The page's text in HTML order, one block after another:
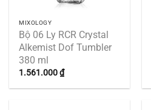
MIXOLOGY
Bộ 06 Ly RCR Crystal
Alkemist Dof Tumbler
380 ml
1.561.000₫